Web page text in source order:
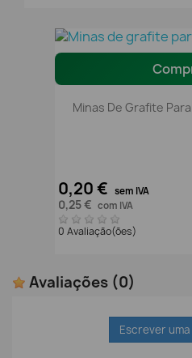
Minas De Grafite
0,20 € sem IVA
0,25 € com IVA
0 Avaliação(ões)
Avaliações (0)
Escrever